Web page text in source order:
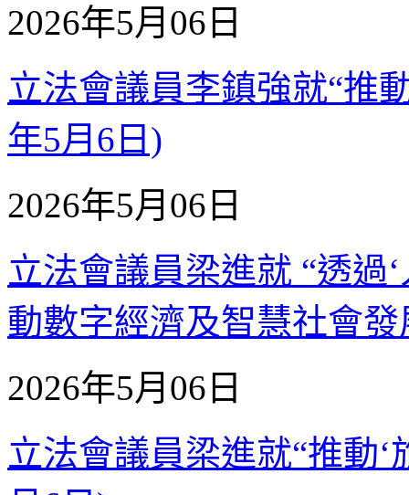
2026年5月06日
立法會議員李鎮強就“推
年5月6日)
2026年5月06日
立法會議員梁進就 “透過
動數字經濟及智慧社會
2026年5月06日
立法會議員梁進就“推動‘